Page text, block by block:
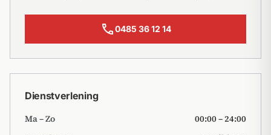
call0485 36 12 14
Dienstverlening
Ma – Zo
00:00 – 24:00